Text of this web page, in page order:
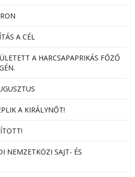
A CÉL
A HARCSAPAPRIKÁS FŐZŐ
A KIRÁLYNŐT!
NEMZETKÖZI SAJT- ÉS